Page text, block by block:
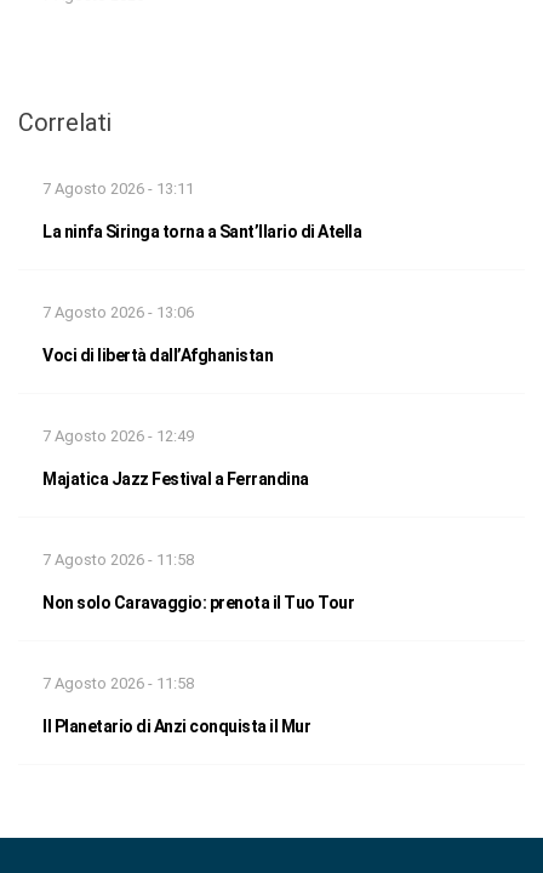
Correlati
7 Agosto 2026 - 13:11
La ninfa Siringa torna a Sant’Ilario di Atella
7 Agosto 2026 - 13:06
Voci di libertà dall’Afghanistan
7 Agosto 2026 - 12:49
Majatica Jazz Festival a Ferrandina
7 Agosto 2026 - 11:58
Non solo Caravaggio: prenota il Tuo Tour
7 Agosto 2026 - 11:58
Il Planetario di Anzi conquista il Mur